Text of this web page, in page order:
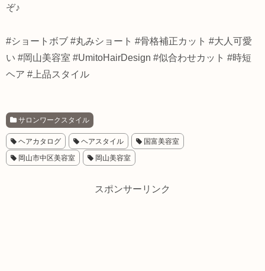
ぞ♪
#ショートボブ #丸みショート #骨格補正カット #大人可愛
い #岡山美容室 #UmitoHairDesign #似合わせカット #時短
ヘア #上品スタイル
サロンワークスタイル
ヘアカタログ ヘアスタイル
国富美容室
岡山市中区美容室
岡山美容室
スポンサーリンク